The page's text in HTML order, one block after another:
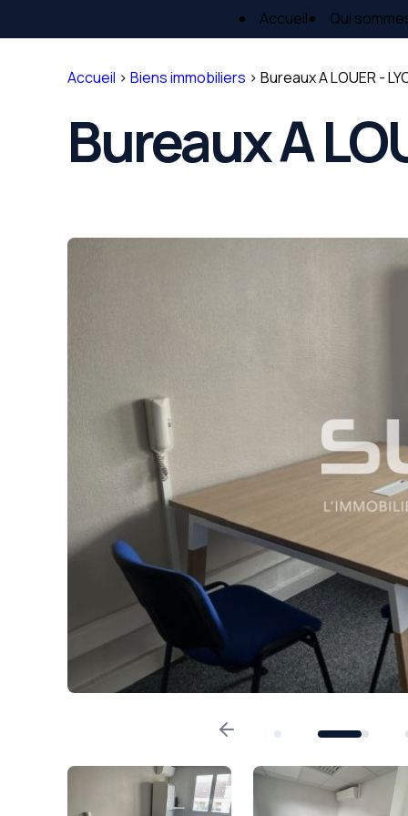
Accueil Qui
Accueil >Biens immobiliers >Bureaux A LOUER -
Bureaux A